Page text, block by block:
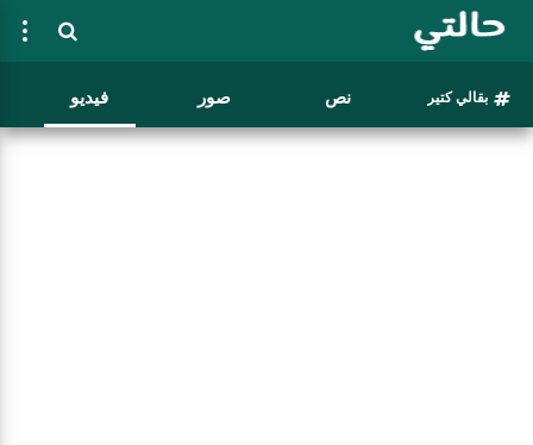
بقالي كتير نص صور فيديو